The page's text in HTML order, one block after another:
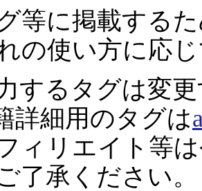
等に掲載する
の使い方に応
するタグは変
詳細用のタグは
ィリエイト等
了承ください。